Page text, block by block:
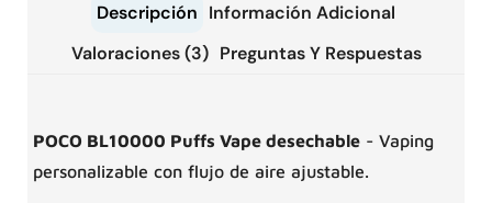
Descripción Información Adicional
Valoraciones (3) Preguntas Y Respuestas
POCO BL10000 Puffs Vape desechable - Vaping
personalizable con flujo de aire ajustable.